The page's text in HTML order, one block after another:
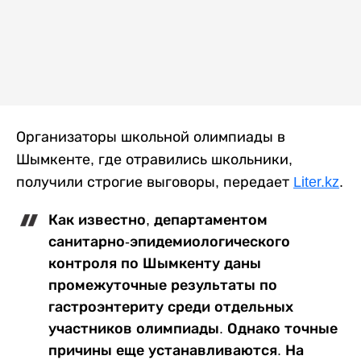
Организаторы школьной олимпиады в
Шымкенте, где отравились школьники,
получили строгие выговоры, передает Liter.kz.
Как известно, департаментом
санитарно-эпидемиологического
контроля по Шымкенту даны
промежуточные результаты по
гастроэнтериту среди отдельных
участников олимпиады. Однако точные
причины еще устанавливаются. На